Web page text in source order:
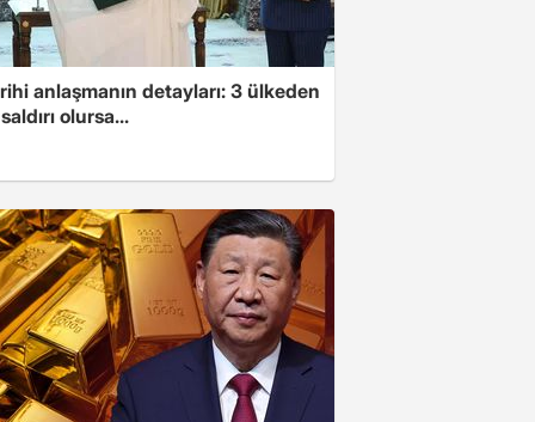
anlaşmanın detayları: 3 ülkeden
olursa...